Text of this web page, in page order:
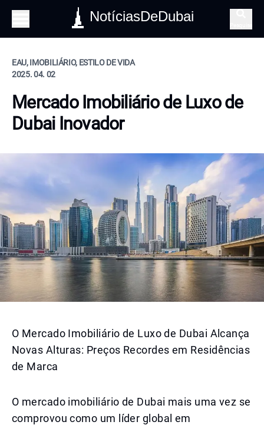
NotíciasDeDubai
EAU, IMOBILIÁRIO, ESTILO DE VIDA
2025. 04. 02
Mercado Imobiliário de Luxo de
Dubai Inovador
O Mercado Imobiliário de Luxo de Dubai Alcança
Novas Alturas: Preços Recordes em Residências
de Marca
O mercado imobiliário de Dubai mais uma vez se
comprovou como um líder global em